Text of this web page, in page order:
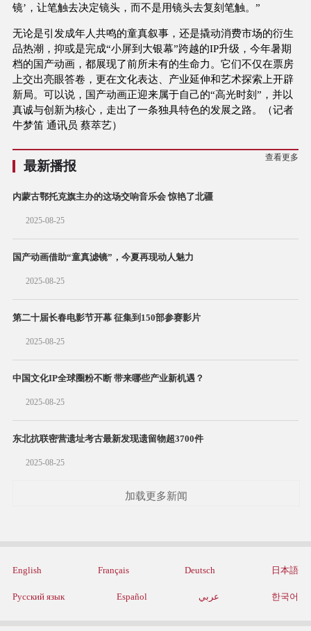
镜’，让笔触去决定镜头，而不是用镜头去复刻笔触。”
无论是引发成年人共鸣的童真叙事，还是撬动消费市场的衍生
品热潮，抑或是完成“小屏到大银幕”跨越的IP升级，今年暑期
档的国产动画，都展现了前所未有的生命力。它们不仅在票房
上交出亮眼答卷，更在文化表达、产业延伸和艺术探索上开辟
新局。可以说，国产动画正迎来属于自己的“高光时刻”，并以
真诚与创新为核心，走出了一条独具特色的发展之路。（记者
牛梦笛 通讯员 蔡萃艺）
最新播报
查看更多
内蒙古鄂托克旗主办的这场交响音乐会 惊艳了北疆
2025-08-25
国产动画借助“童真滤镜”，今夏再现动人魅力
2025-08-25
第二十届长春电影节开幕 征集到150部参赛影片
2025-08-25
中国文化IP全球圈粉不断 带来哪些产业新机遇？
2025-08-25
东北抗联密营遗址考古最新发现遗留物超3700件
2025-08-25
加载更多新闻
English Français Deutsch 日本語
Русский язык Español عربي 한국어